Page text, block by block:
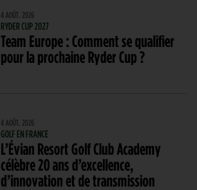
4 AOÛT. 2026
RYDER CUP 2027
Team Europe : Comment se qualifier
pour la prochaine Ryder Cup ?
4 AOÛT. 2026
GOLF EN FRANCE
L’Évian Resort Golf Club Academy
célèbre 20 ans d’excellence,
d’innovation et de transmission